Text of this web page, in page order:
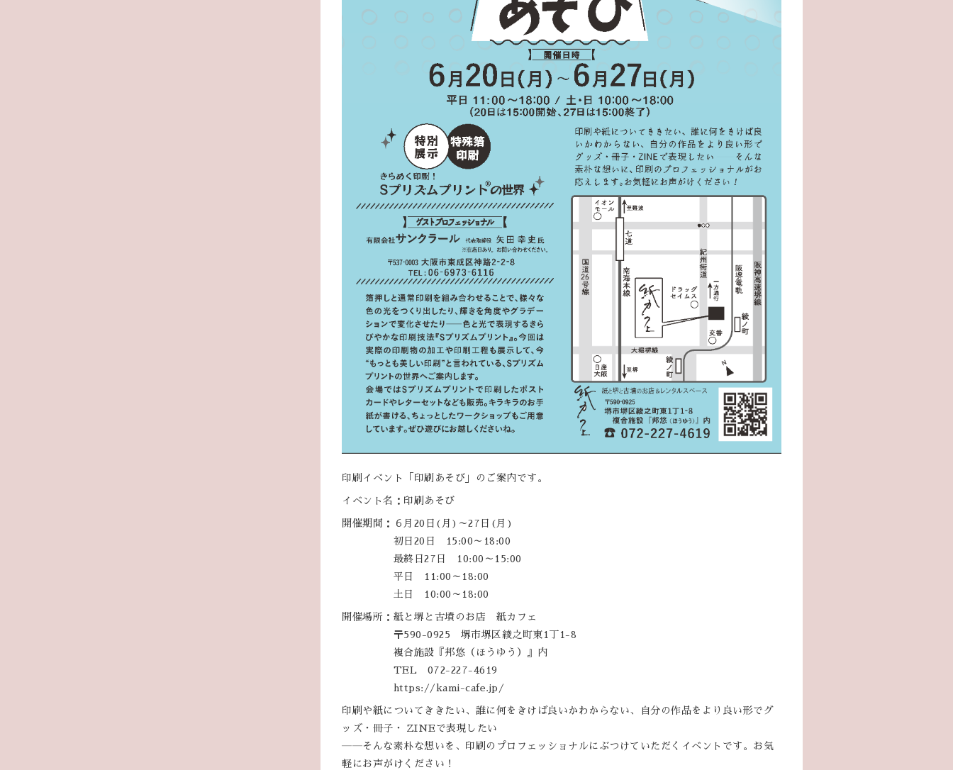
印刷イベント「印刷あそび」のご案内です。
イベント名：印刷あそび
開催期間：６月20日(月)～27日(月)
初日20日 15:00～18:00
最終日27日 10:00～15:00
平日 11:00～18:00
土日 10:00～18:00
開催場所：紙と堺と古墳のお店 紙カフェ
〒590-0925 堺市堺区綾之町東1丁1-8
複合施設『邦悠（ほうゆう）』内
TEL 072-227-4619
https://kami-cafe.jp/
印刷や紙についてききたい、誰に何をきけば良いかわからない、自分の作品をより良い形でグ
ッズ・冊子・ ZINEで表現したい
――そんな素朴な想いを、印刷のプロフェッショナルにぶつけていただくイベントです。お気
軽にお声がけください！